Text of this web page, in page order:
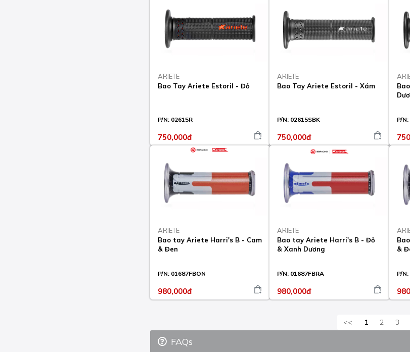
ARIETE
Bao Tay Ariete Estoril - Đỏ
P/N: 02615R
750,000đ
ARIETE
Bao Tay Ariete Estoril - Xám
P/N: 02615SBK
750,000đ
P/N:
ARIETE
Bao tay Ariete Harri's B - Cam
& Đen
P/N: 01687FBON
980,000đ
ARIETE
Bao tay Ariete Harri's B - Đỏ
& Xanh Dương
P/N: 01687FBRA
980,000đ
&
P/N:
<< 1 2 3
FAQs